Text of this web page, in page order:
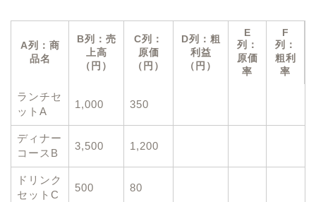
A列：商
品名
B列：売
上高
（円）
C列：
原価
（円）
D列：粗
利益
（円）
E
列：
原価
率
F
列：
粗利
率
ランチセ
ットA
1,000 350
ディナー
コースB
3,500 1,200
ドリンク
セットC
500 80